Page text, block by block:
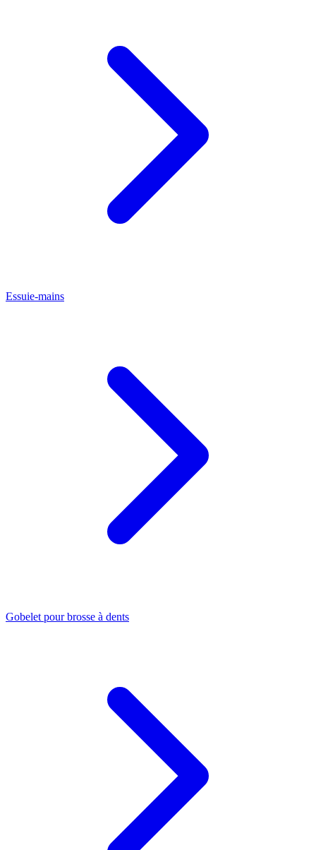
Essuie-mains
Gobelet pour brosse à dents